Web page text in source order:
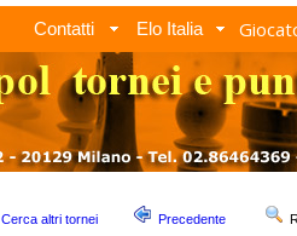
Contatti Elo Italia
Cerca altri tornei Precedente